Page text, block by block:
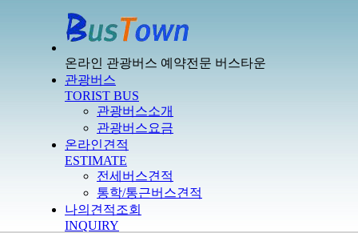
온라인 관광버스 예약전문 버스타운
관광버스
TORIST BUS
관광버스소개
관광버스요금
온라인견적
ESTIMATE
전세버스견적
통학/통근버스견적
나의견적조회
INQUIRY